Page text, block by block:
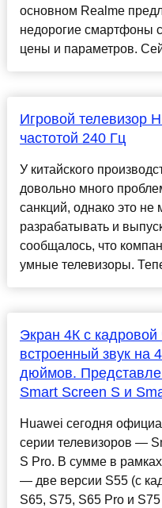
основном Realme
недорогие смартфоны
цены и параметров.
Игровой телевизор
частотой 240 Гц
У китайского
довольно много
санкций, однако это
разрабатывать и
сообщалось, что
умные телевизоры.
Экран 4К с кадровой
встроенный звук на
дюймов.
Smart Screen S и
Huawei сегодня
серии телевизоров —
S Pro. В сумме в
— две версии S55 (с
S65, S75, S65 Pro и